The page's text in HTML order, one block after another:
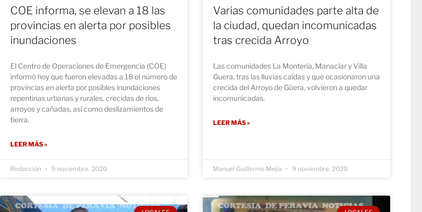
COE informa, se elevan a 18 las
provincias en alerta por posibles
inundaciones
El Centro de Operaciones de Emergencia (COE)
informó hoy que fueron elevadas a 18 el número de
provincias en alerta por posibles inundaciones
repentinas urbanas y rurales, crecidas de ríos,
arroyos y cañadas, así como deslizamientos de
tierra.
LEER MÁS »
Redacción 9 noviembre, 2020
Varias comunidades parte alta de
la ciudad, quedan incomunicadas
tras crecida Arroyo
Las comunidades La Montería, Manaclar y Villa
Guera, tras las lluvias caídas y que ocasionaron una
crecida del Arroyo de Güera, volvieron a quedar
incomunicadas.
LEER MÁS »
Manuel Guillermo Mejía 9 noviembre, 2020